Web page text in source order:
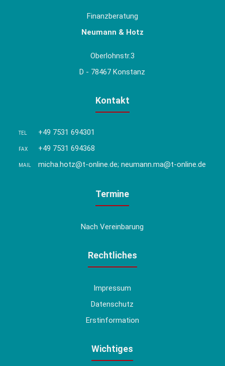
Finanzberatung
Neumann & Hotz
Oberlohnstr.3
D - 78467 Konstanz
Kontakt
TEL +49 7531 694301
FAX +49 7531 694368
MAIL micha.hotz@t-online.de; neumann.ma@t-online.de
Termine
Nach Vereinbarung
Rechtliches
Impressum
Datenschutz
Erstinformation
Wichtiges